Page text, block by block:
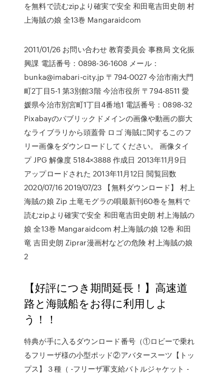
を無料で読むzipより確実で安全 和田竜吉田史朗 村
上海賊の娘 全13巻 Mangaraidcom
2011/01/26 お問い合わせ 教育委員会 事務局 文化振
興課 電話番号：0898-36-1608 メール：
bunka@imabari-city.jp 〒794-0027 今治市南大門
町2丁目5-1 第3別館3階 今治市役所 〒794-8511 愛
媛県今治市別宮町1丁目4番地1 電話番号：0898-32
Pixabayのパブリックドメインの画像や動画の膨大
なライブラリから頭蓋骨 ロゴ 海賊に関するこのフ
リー画像をダウンロードしてください。 画像タイ
プ JPG 解像度 5184×3888 作成日 2013年11月9日
アップロードされた 2013年11月12日 閲覧回数
2020/07/16 2019/07/23 【無料ダウンロード】 村上
海賊の娘 Zip 土竜モグラの唄最新刊60巻を無料で
読むzipより確実で安全 和田竜吉田史朗 村上海賊の
娘 全13巻 Mangaraidcom 村上海賊の娘 12巻 和田
竜 吉田史朗 Ziprar漫画村などの危険 村上海賊の娘
2
【好評につき期間延長！】高速道
路と海賊船をお得に利用しよ
う！！
特典が手に入るダウンロード番号（①ロビーで乗れ
るフリーザ様の小型ポッド②アバタースーツ【トッ
プス】３種（ -フリーザ軍支給バトルジャケット -